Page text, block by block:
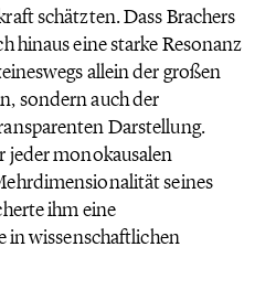
schätzten. Dass Brachers
hinaus eine starke Resonanz
allein der großen
sondern auch der
Darstellung.
jeder monokausalen
seines
ihm eine
in wissenschaftlichen